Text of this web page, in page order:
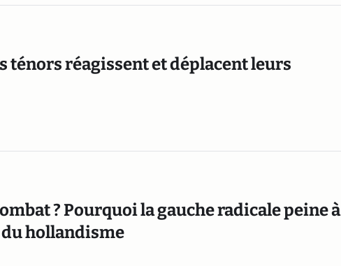
ténors réagissent et déplacent leurs
? Pourquoi la gauche radicale peine à
hollandisme